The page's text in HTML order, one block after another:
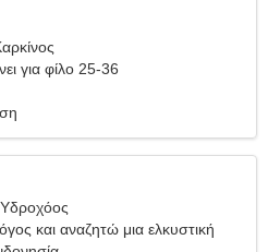
για φίλο 25-36
και αναζητώ μια ελκυστική